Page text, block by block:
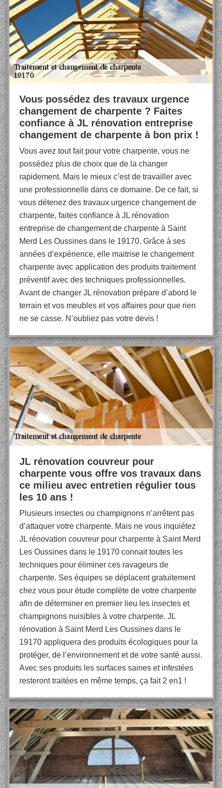
Vous possédez des travaux urgence
changement de charpente ? Faites
confiance à JL rénovation entreprise
changement de charpente à bon prix !
Vous avez tout fait pour votre charpente, vous ne
possédez plus de choix que de la changer
rapidement. Mais le mieux c’est de travailler avec
une professionnelle dans ce domaine. De ce fait, si
vous détenez des travaux urgence changement de
charpente, faites confiance à JL rénovation
entreprise de changement de charpente à Saint
Merd Les Oussines dans le 19170. Grâce à ses
années d’expérience, elle maitrise le changement
charpente avec application des produits traitement
préventif avec des techniques professionnelles.
Avant de changer JL rénovation prépare d’abord le
terrain et vos meubles et vos affaires pour que rien
ne se casse. N’oubliez pas votre devis !
JL rénovation couvreur pour
charpente vous offre vos travaux dans
ce milieu avec entretien régulier tous
les 10 ans !
Plusieurs insectes ou champignons n’arrêtent pas
d’attaquer votre charpente. Mais ne vous inquiétez
JL rénovation couvreur pour charpente à Saint Merd
Les Oussines dans le 19170 connait toutes les
techniques pour éliminer ces ravageurs de
charpente. Ses équipes se déplacent gratuitement
chez vous pour étude complète de votre charpente
afin de déterminer en premier lieu les insectes et
champignons nuisibles à votre charpente. JL
rénovation à Saint Merd Les Oussines dans le
19170 appliquera des produits écologiques pour la
protéger, de l’environnement et de votre santé aussi.
Avec ses produits les surfaces saines et infestées
resteront traitées en même temps, ça fait 2 en1 !